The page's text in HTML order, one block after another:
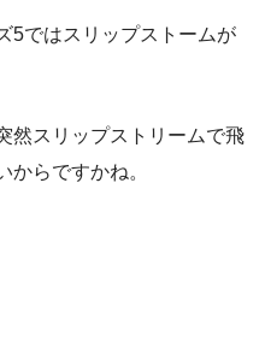
5ではスリップストームが
然スリップストリームで飛
からですかね。